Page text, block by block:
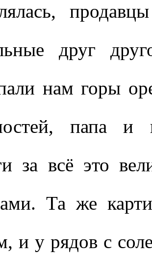
друг
нам горы
папа и
за всё это
Та же
и у рядов с